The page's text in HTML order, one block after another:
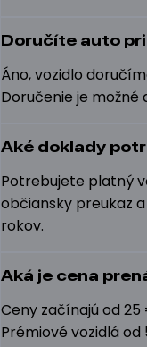
Doručíte auto
Áno, vozidlo
Doručenie je možné
Aké doklady
Potrebujete platný
občiansky preukaz
rokov.
Aká je cena
Ceny začínajú od
Prémiové vozidlá